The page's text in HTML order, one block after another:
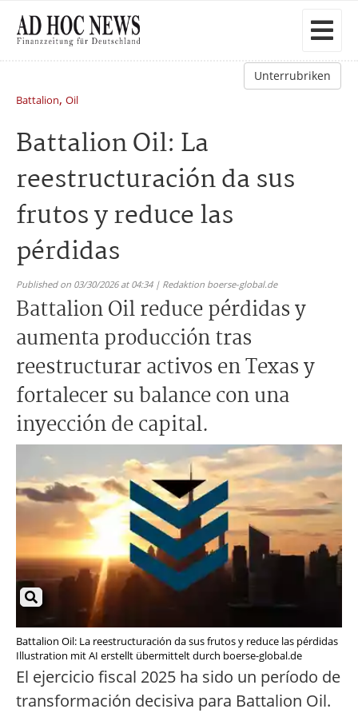
Unterrubriken
Battalion, Oil
Battalion Oil: La
reestructuración da sus
frutos y reduce las
pérdidas
Published on 03/30/2026 at 04:34 | Redaktion boerse-global.de
Battalion Oil reduce pérdidas y
aumenta producción tras
reestructurar activos en Texas y
fortalecer su balance con una
inyección de capital.
Battalion Oil: La reestructuración da sus frutos y reduce las pérdidas
Illustration mit AI erstellt übermittelt durch boerse-global.de
El ejercicio fiscal 2025 ha sido un período de
transformación decisiva para Battalion Oil.